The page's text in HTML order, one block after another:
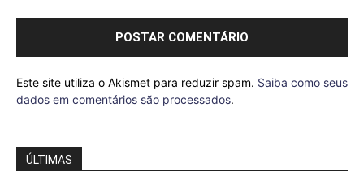
Este site utiliza o Akismet para reduzir spam. Saiba como seus
dados em comentários são processados.
ÚLTIMAS